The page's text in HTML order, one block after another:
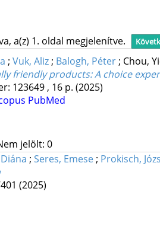
a(z) 1. oldal megjelenítve.
; Vuk, Aliz; Balogh, Péter; Chou,
friendly products: A choice
123649 , 16 p. (2025)
PubMed
jelölt: 0
; Seres, Emese; Prokisch,
(2025)